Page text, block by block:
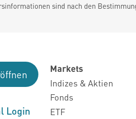
sind nach den
Login
Markets
Indizes & Aktien
Fonds
ETF